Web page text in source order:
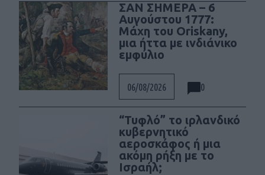
ΣΑΝ ΣΗΜΕΡΑ – 6
Αυγούστου 1777:
Μάχη του Oriskany,
μια ήττα με ινδιάνικο
εμφύλιο
06/08/2026 0
“Τυφλό” το ιρλανδικό
κυβερνητικό
αεροσκάφος ή μια
ακόμη ρήξη με το
Ισραήλ;